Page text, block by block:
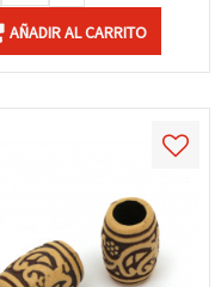
AÑADIR AL CARRITO